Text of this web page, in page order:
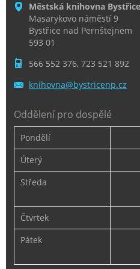
Městská knihovna
Masarykovo náměstí 9
Bystřice nad Pernštejnem
593 01
566 552 376, 723 521 892
knihovna@bystricenp.cz
Oddělení pro dospělé
Pondělí
Úterý
Středa
Čtvrtek
Pátek